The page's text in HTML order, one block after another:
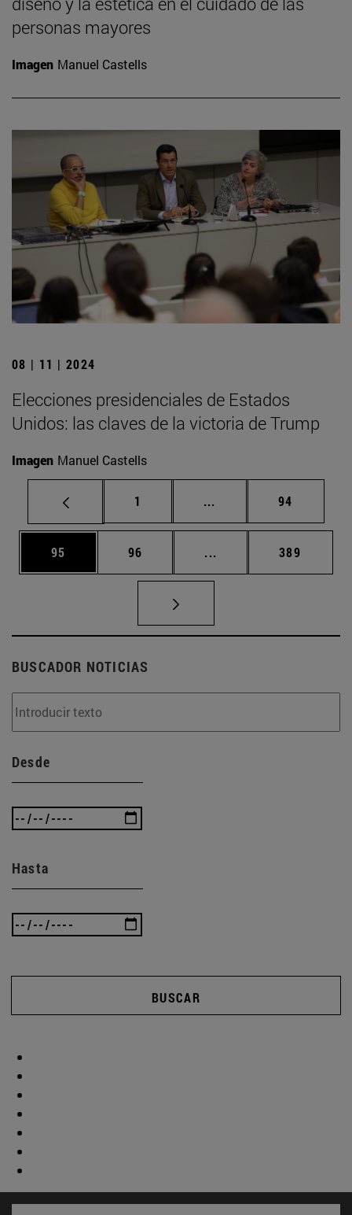
personas mayores
Imagen Manuel Castells
08 | 11 | 2024
Elecciones presidenciales de Estados
Unidos: las claves de la victoria de Trump
Imagen Manuel Castells
Página
1 ... Páginas intermedias
Página
94
Página
95 Página
96 ... Páginas intermedias
Página
389
BUSCADOR NOTICIAS
Desde
Hasta
BUSCAR